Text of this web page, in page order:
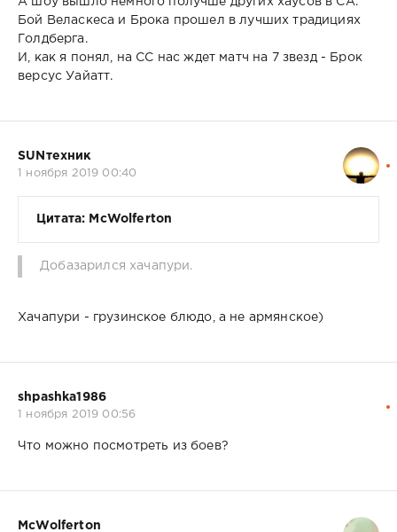
Бой Веласкеса и Брока прошел в лучших традициях
Голдберга.
И, как я понял, на СС нас ждет матч на 7 звезд - Брок
версус Уайатт.
SUNтехник
1 ноября 2019 00:40
Цитата: McWolferton
Добазарился хачапури.
Хачапури - грузинское блюдо, а не армянское)
shpashka1986
1 ноября 2019 00:56
Что можно посмотреть из боев?
McWolferton